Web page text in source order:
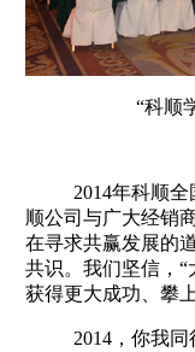
“科顺
2014年科顺全国
顺公司与广大经销
在寻求共赢发展的
共识。我们坚信，“
获得更大成功、攀
2014，你我同行